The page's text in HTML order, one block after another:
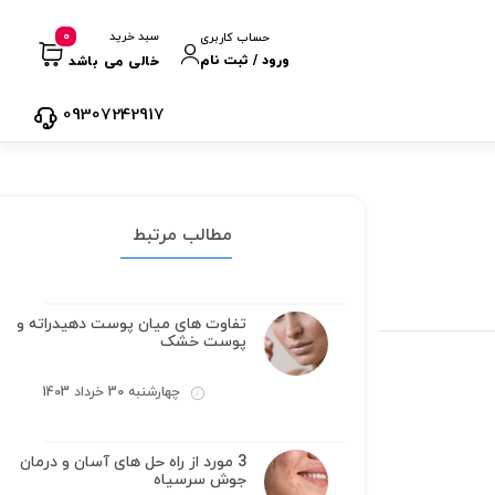
حساب کاربری
ورود / ثبت نام
سبد خرید
خالی می باشد
0
09307242917
مطالب مرتبط
تفاوت های میان پوست دهیدراته و
پوست خشک
چهارشنبه 30 خرداد 1403
3 مورد از راه حل های آسان و درمان
جوش سرسیاه